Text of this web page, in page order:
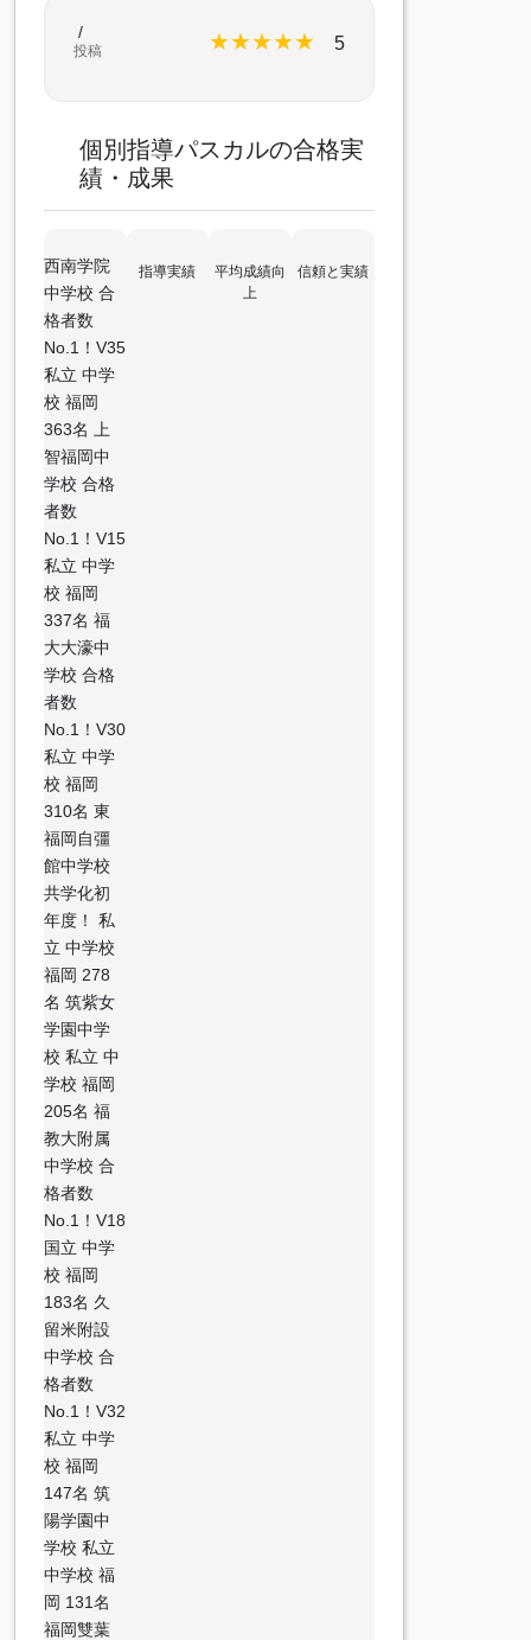
★★★★★ 5
/
投稿
個別指導パスカルの合格実
績・成果
西南学院
中学校 合
格者数
No.1！V35
私立 中学
校 福岡
363名 上
智福岡中
学校 合格
者数
No.1！V15
私立 中学
校 福岡
337名 福
大大濠中
学校 合格
者数
No.1！V30
私立 中学
校 福岡
310名 東
福岡自彊
館中学校
共学化初
年度！ 私
立 中学校
福岡 278
名 筑紫女
学園中学
校 私立 中
学校 福岡
205名 福
教大附属
中学校 合
格者数
No.1！V18
国立 中学
校 福岡
183名 久
留米附設
中学校 合
格者数
No.1！V32
私立 中学
校 福岡
147名 筑
陽学園中
学校 私立
中学校 福
岡 131名
福岡雙葉
指導実績
平均成績向
上
信頼と実績